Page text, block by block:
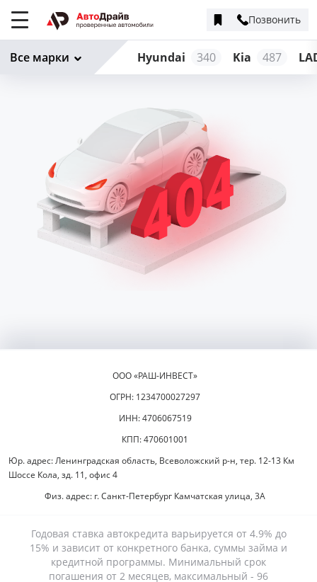
Позвонить
Hyundai 340 Kia 487
Все марки
ООО «РАШ-ИНВЕСТ»
ОГРН: 1234700027297
ИНН: 4706067519
КПП: 470601001
Юр. адрес: Ленинградская область, Всеволожский р-н, тер. 12-13 Км
Шоссе Кола, зд. 11, офис 4
Физ. адрес: г. Санкт-Петербург Камчатская улица, 3А
Годовая ставка автокредита варьируется от 4.9% до
15% и зависит от конкретного банка, суммы займа и
кредитной программы. Минимальный срок
погашения от 2 месяцев, максимальный - 96